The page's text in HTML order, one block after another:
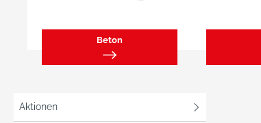
Beton
Aktionen